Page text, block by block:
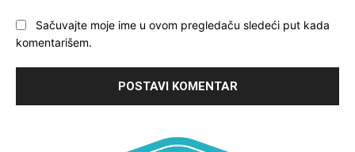
Sačuvajte moje ime u ovom pregledaču sledeći put kada
komentarišem.